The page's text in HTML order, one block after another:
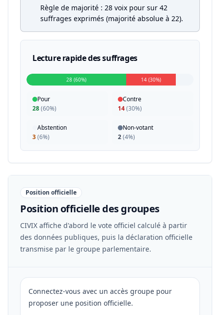
Règle de majorité : 28 voix pour sur 42
suffrages exprimés (majorité absolue à 22).
Lecture rapide des suffrages
28 (60%) 14 (30%)
Pour
28(60%)
Contre
14(30%)
Abstention
3(6%)
Non-votant
2(4%)
Position officielle
Position officielle des groupes
CIVIX affiche d'abord le vote officiel calculé à partir
des données publiques, puis la déclaration officielle
transmise par le groupe parlementaire.
Connectez-vous avec un accès groupe pour
proposer une position officielle.